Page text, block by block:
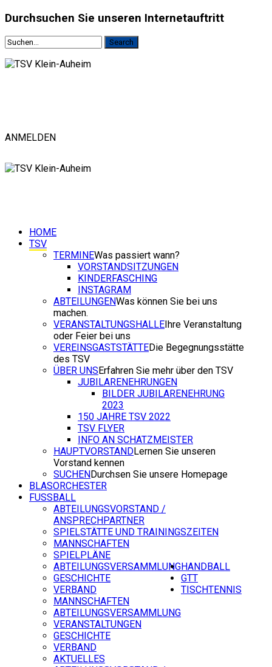
Durchsuchen Sie unseren Internetauftritt
ANMELDEN
HOME
TSV
TERMINEWas passiert wann?
VORSTANDSITZUNGEN
KINDERFASCHING
INSTAGRAM
ABTEILUNGENWas können Sie bei uns
machen.
VERANSTALTUNGSHALLE Ihre Veranstaltung
oder Feier bei uns
VEREINSGASTSTÄTTEDie Begegnungsstätte
des TSV
ÜBER UNS Erfahren Sie mehr über den TSV
JUBILARENEHRUNGEN
BILDER JUBILARENEHRUNG
2023
150 JAHRE TSV 2022
TSV FLYER
INFO AN SCHATZMEISTER
HAUPTVORSTANDLernen Sie unseren
Vorstand kennen
SUCHEN Durchsen Sie unsere Homepage
BLASORCHESTER
FUSSBALL
ABTEILUNGSVORSTAND /
ANSPRECHPARTNER
SPIELSTÄTTE UND TRAININGSZEITEN
MANNSCHAFTEN
SPIELPLÄNE
ABTEILUNGSVERSAMMLUNG
GESCHICHTE
VERBAND
HANDBALL
MANNSCHAFTEN
ABTEILUNGSVERSAMMLUNG
VERANSTALTUNGEN
GESCHICHTE
VERBAND
AKTUELLES
GTT
TISCHTENNIS